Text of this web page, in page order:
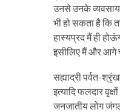
उनसे उनके व्यवसाय
भी हो सकता है कि
हास्यप्रद मैं ही
इसीलिए मैं और आगे
सह्याद्री पर्वत-
इत्यादि फलदार
जनजातीय लोग